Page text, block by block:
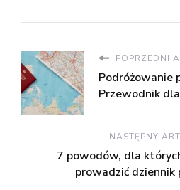
POPRZEDNI
Podróżowanie
Przewodnik
NASTĘPNY
7 powodów, dla
prowadzić dziennik